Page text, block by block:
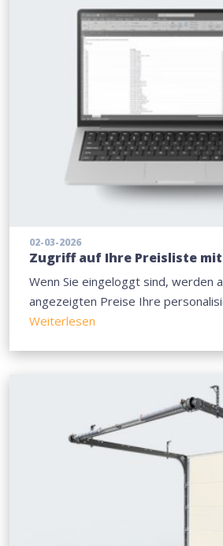
02-03-2026
Zugriff auf Ihre Preisliste
Wenn Sie eingeloggt sind, werden
angezeigten Preise Ihre
Weiterlesen